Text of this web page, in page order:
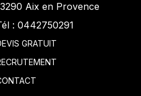
Aix en Provence
:0442750291
GRATUIT